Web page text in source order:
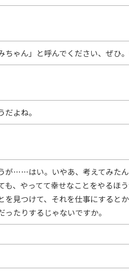
ちゃん」と呼んでください、ぜひ
だよね。
が……はい。いやあ、考えてみた
も、やってて幸せなことをやるほ
を見つけて、それを仕事にすると
ったりするじゃないですか。